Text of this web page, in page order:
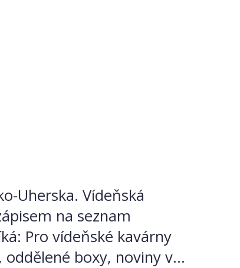
Uherska. Vídeňská
na seznam
Pro vídeňské kavárny
boxy, noviny v...